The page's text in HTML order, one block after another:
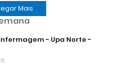
Mais
- Upa Norte -